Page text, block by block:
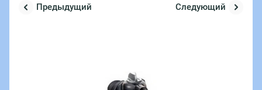
Предыдущий Следующий